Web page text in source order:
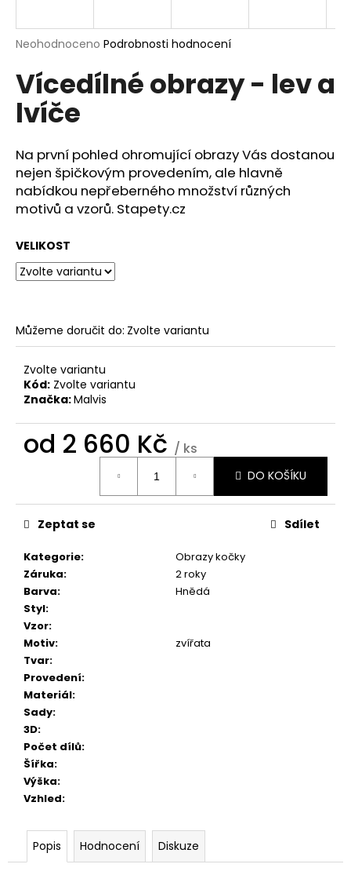
Průměrné
produktu
je
0,0
hvězdiček.
Neohodnoceno Podrobnosti hodnocení
Vícedílné obrazy - lev a
lvíče
Na první pohled ohromující obrazy Vás dostanou
nejen špičkovým provedením, ale hlavně
nabídkou nepřeberného množství různých
motivů a vzorů. Stapety.cz
VELIKOST
Můžeme doručit do: Zvolte variantu
Zvolte variantu
Kód: Zvolte variantu
Značka:Malvis
od 2 660 Kč / ks
DO KOŠÍKU
Kategorie:
Obrazy kočky
Záruka:
2 roky
Barva:
Hnědá
Styl:
Vzor:
Motiv:
zvířata
Tvar:
Provedení:
Materiál:
Sady:
3D:
Počet dílů:
Šířka:
Výška:
Vzhled:
Zeptat se Sdílet
Popis Hodnocení Diskuze
j
t
?
HLEDAT
D
o
p
u
č
u
e
m
e
BRIDGE
Kč